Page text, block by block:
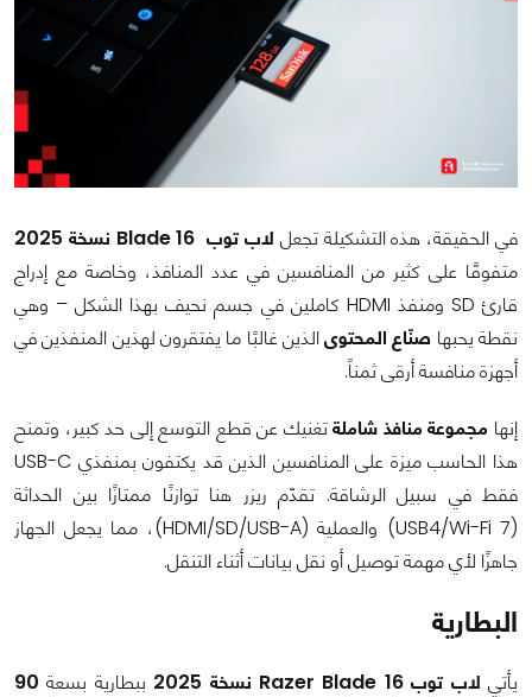
في الحقيقة، هذه التشكيلة تجعل لاب توب Blade 16 نسخة 2025
متفوقًا على كثير من المنافسين في عدد المنافذ، وخاصة مع إدراج
قارئ SD ومنفذ HDMI كاملين في جسم نحيف بهذا الشكل – وهي
نقطة يحبها صنّاع المحتوىالذين غالبًا ما يفتقرون لهذين المنفذين في
أجهزة منافسة أرقى ثمناً.
إنها مجموعة منافذ شاملةتغنيك عن قطع التوسع إلى حد كبير، وتمنح
هذا الحاسب ميزة على المنافسين الذين قد يكتفون بمنفذي USB-C
فقط في سبيل الرشاقة. تقدّم ريزر هنا توازنًا ممتازًا بين الحداثة
(USB4/Wi-Fi 7) والعملية (HDMI/SD/USB-A)، مما يجعل الجهاز
جاهزًا لأي مهمة توصيل أو نقل بيانات أثناء التنقل.
البطارية
يأتي لاب توب Razer Blade 16 نسخة 2025 ببطارية بسعة 90